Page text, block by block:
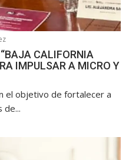
CALIFORNIA
IMPULSAR A MICRO Y
el objetivo de fortalecer a
de...